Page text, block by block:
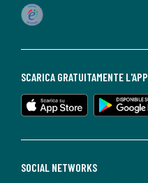
SOCIAL NETWORKS
SCARICA GRATUITAMENTE L'APP